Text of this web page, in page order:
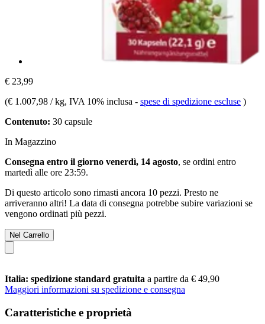
€ 23,99
(€ 1.007,98 / kg, IVA 10% inclusa - spese di spedizione escluse )
Contenuto: 30 capsule
In Magazzino
Consegna entro il giorno venerdì, 14 agosto, se ordini entro
martedì alle ore 23:59.
Di questo articolo sono rimasti ancora 10 pezzi. Presto ne
arriveranno altri! La data di consegna potrebbe subire variazioni se
vengono ordinati più pezzi.
Nel Carrello
Italia: spedizione standard gratuita a partire da € 49,90
Maggiori informazioni su spedizione e consegna
Caratteristiche e proprietà